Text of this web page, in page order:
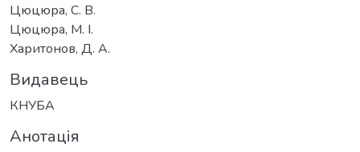
Цюцюра, С. В.
Цюцюра, М. І.
Харитонов, Д. А.
Видавець
КНУБА
Анотація